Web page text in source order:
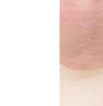
よく
ご利